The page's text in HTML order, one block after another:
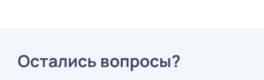
Остались вопросы?